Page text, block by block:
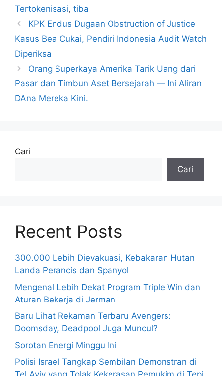
Tertokenisasi, tiba
KPK Endus Dugaan Obstruction of Justice
Kasus Bea Cukai, Pendiri Indonesia Audit Watch
Diperiksa
Orang Superkaya Amerika Tarik Uang dari
Pasar dan Timbun Aset Bersejarah — Ini Aliran
DAna Mereka Kini.
Cari
Cari
Recent Posts
300.000 Lebih Dievakuasi, Kebakaran Hutan
Landa Perancis dan Spanyol
Mengenal Lebih Dekat Program Triple Win dan
Aturan Bekerja di Jerman
Baru Lihat Rekaman Terbaru Avengers:
Doomsday, Deadpool Juga Muncul?
Sorotan Energi Minggu Ini
Polisi Israel Tangkap Sembilan Demonstran di